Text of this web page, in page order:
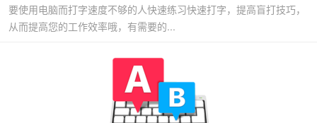
要使用电脑而打字速度不够的人快速练习快速打字，提高盲打技巧，
从而提高您的工作效率哦，有需要的...